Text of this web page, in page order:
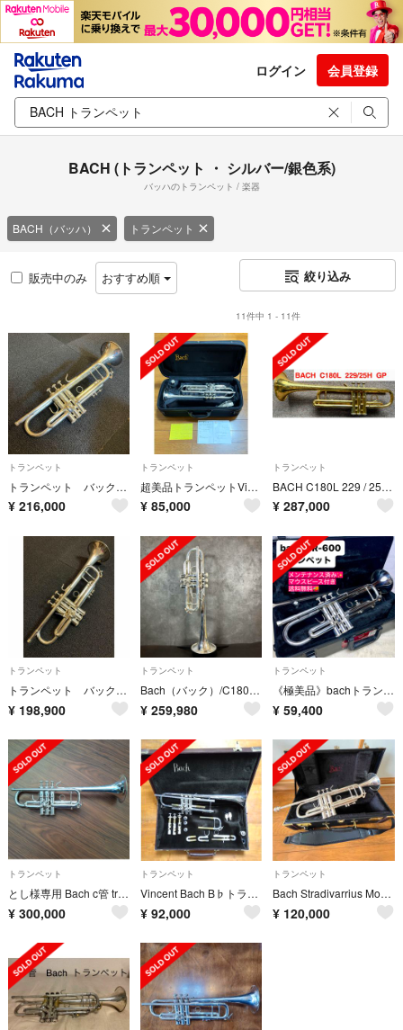
ログイン 会員登録
BACH (トランペット ・ シルバー/銀色系)
バッハのトランペット / 楽器
BACH（バッハ） トランペット
販売中のみ おすすめ順 絞り込み
11件中 1 - 11件
トランペット
トランペット バック 180ML37 銀 ￥56万 Trumpet BACH
¥ 216,000
トランペット
超美品トランペットVincent Bach TR-400
¥ 85,000
トランペット
BACH C180L 229 / 25H GP 彫刻ベル
¥ 287,000
トランペット
トランペット バック 180ML37 SP ￥56万 Trumpet BACH
¥ 198,900
トランペット
Bach（バック）/C180L239/25C 【中古】【USED】トランペット【岩田屋福岡店】
¥ 259,980
トランペット
《極美品》bachトランペット B♭ TR-600 銀メッキ
¥ 59,400
トランペット
とし様専用 Bach c管 trumpet バック トランペット
¥ 300,000
トランペット
Vincent Bach B♭トランペット 180ML37SP
¥ 92,000
トランペット
Bach Stradivarrius Model37 トランペット
¥ 120,000